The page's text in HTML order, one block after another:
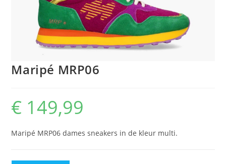
Maripé MRP06
€ 149,99
Maripé MRP06 dames sneakers in de kleur multi.